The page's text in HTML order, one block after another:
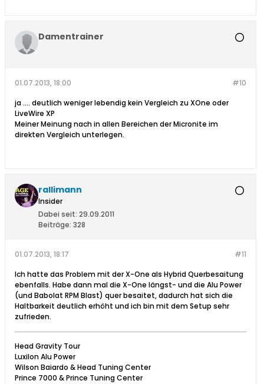
Damentrainer
#10
01.07.2013, 18:00
ja .... deutlich weniger lebendig kein Vergleich zu XOne oder
LiveWire XP
Meiner Meinung nach in allen Bereichen der Micronite im
direkten Vergleich unterlegen.
rallimann
Insider
Dabei seit: 29.09.2011
Beiträge: 328
#11
01.07.2013, 18:17
Ich hatte das Problem mit der X-One als Hybrid Querbesaitung
ebenfalls. Habe dann mal die X-One längst- und die Alu Power
(und Babolat RPM Blast) quer besaitet, dadurch hat sich die
Haltbarkeit deutlich erhöht und ich bin mit dem Setup sehr
zufrieden.
Head Gravity Tour
Luxilon Alu Power
Wilson Baiardo & Head Tuning Center
Prince 7000 & Prince Tuning Center